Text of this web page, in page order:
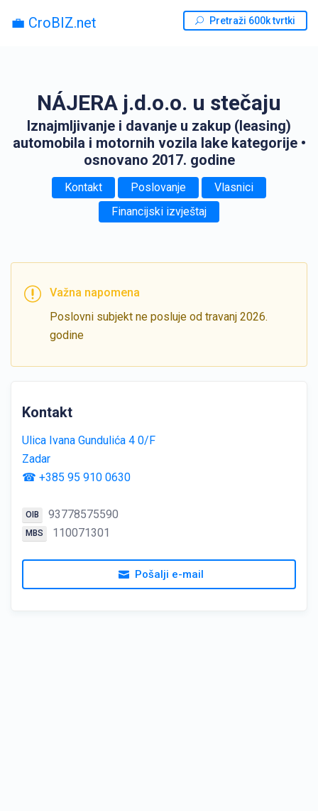
💼 CroBIZ.net Pretraži 600k tvrtki
NÁJERA j.d.o.o. u stečaju
Iznajmljivanje i davanje u zakup (leasing)
automobila i motornih vozila lake kategorije •
osnovano 2017. godine
Kontakt Poslovanje
Vlasnici
Financijski izvještaj
Važna napomena
Poslovni subjekt ne posluje od travanj 2026.
godine
Kontakt
Ulica Ivana Gundulića 4 0/F
Zadar
☎ +385 95 910 0630
OIB 93778575590
MBS 110071301
Pošalji e-mail